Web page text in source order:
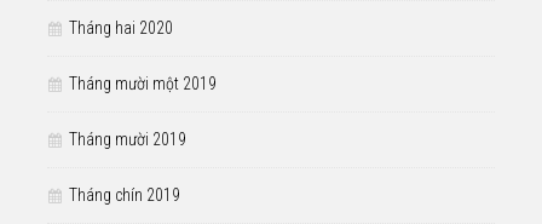
Tháng hai 2020
Tháng mười một 2019
Tháng mười 2019
Tháng chín 2019